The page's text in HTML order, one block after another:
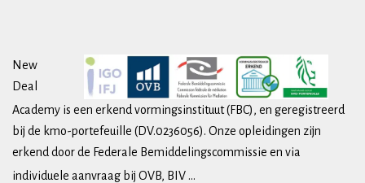
New
Deal
Academy is een erkend vormingsinstituut (FBC), en geregistreerd
bij de kmo-portefeuille (DV.0236056). Onze opleidingen zijn
erkend door de Federale Bemiddelingscommissie en via
individuele aanvraag bij OVB, BIV ...